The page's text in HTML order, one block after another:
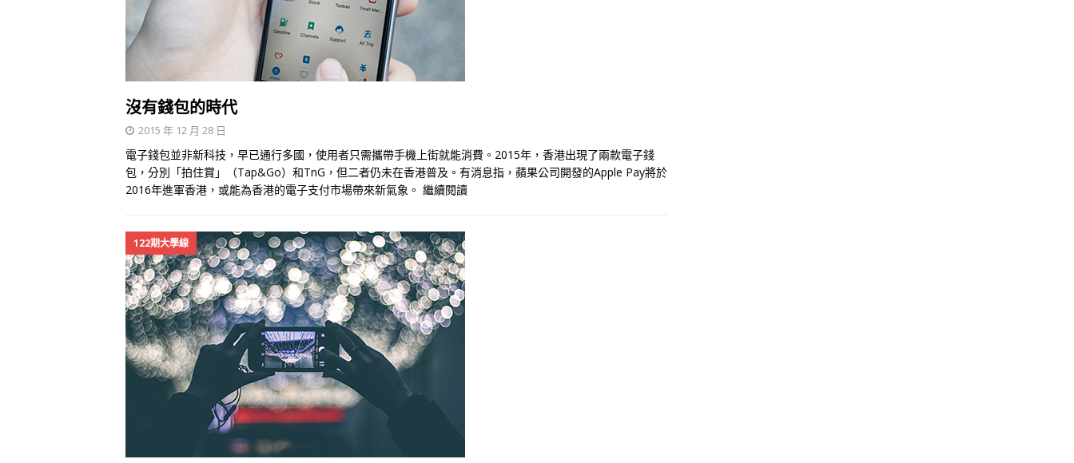
沒有錢包的時代
2015 年 12 月 28 日
電子錢包並非新科技，早已通行多國，使用者只需攜帶手機上街就能消費。2015年，香港出現了兩款電子錢
包，分別「拍住賞」（Tap&Go）和TnG，但二者仍未在香港普及。有消息指，蘋果公司開發的Apple Pay將於
2016年進軍香港，或能為香港的電子支付市場帶來新氣象。 繼續閱讀
122期大學線